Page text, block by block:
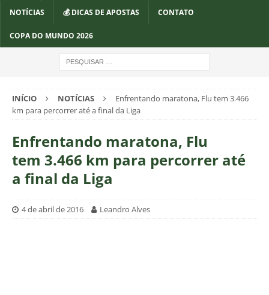
NOTÍCIAS 💰 DICAS DE APOSTAS CONTATO
COPA DO MUNDO 2026
INÍCIO NOTÍCIAS
Enfrentando maratona, Flu tem 3.466
km para percorrer até a final da Liga
Enfrentando maratona, Flu
tem 3.466 km para percorrer até
a final da Liga
4 de abril de 2016 Leandro Alves